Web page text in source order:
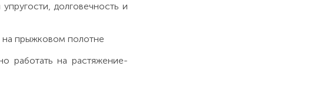
долговечность и
прыжковом полотне
работать на растяжение-